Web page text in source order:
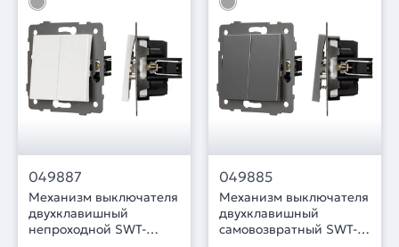
049887
Механизм выключателя
двухклавишный
непроходной SWT-
049885
Механизм выключателя
двухклавишный
самовозвратный SWT-